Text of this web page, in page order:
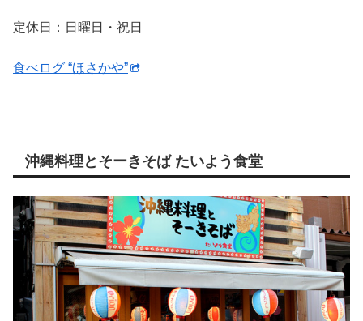
定休日：日曜日・祝日
食べログ “ほさかや”
沖縄料理とそーきそば たいよう食堂